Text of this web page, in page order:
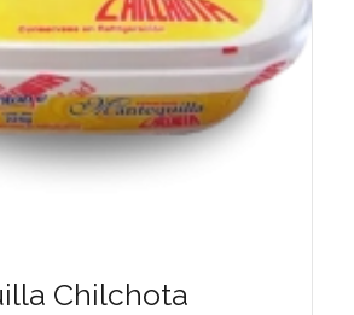
Chilchota